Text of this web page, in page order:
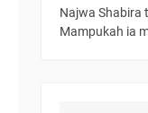
Najwa Shabira
Mampukah ia